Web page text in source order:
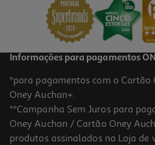
14,99 €
Informações para pagamentos
*para pagamentos com o Cartão
Oney Auchan+.
**Campanha Sem Juros para
Oney Auchan / Cartão Oney
produtos assinalados na Loja de